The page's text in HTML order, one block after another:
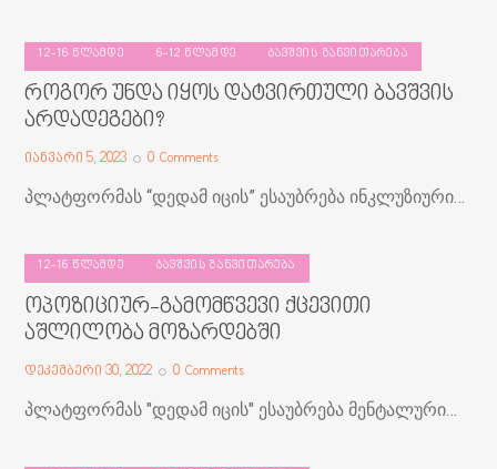
12-16 ᲬᲚᲐᲛᲓᲔ 6-12 ᲬᲚᲐᲛᲓᲔ ᲑᲐᲕᲨᲕᲘᲡ ᲒᲐᲜᲕᲘᲗᲐᲠᲔᲑᲐ
როგორ უნდა იყოს დატვირთული ბავშვის
არდადეგები?
იანვარი 5, 2023 0 Comments
პლატფორმას “დედამ იცის” ესაუბრება ინკლუზიური…
12-16 ᲬᲚᲐᲛᲓᲔ ᲑᲐᲕᲨᲕᲘᲡ ᲒᲐᲜᲕᲘᲗᲐᲠᲔᲑᲐ
ოპოზიციურ-გამომწვევი ქცევითი
აშლილობა მოზარდებში
დეკემბერი 30, 2022 0 Comments
პლატფორმას "დედამ იცის" ესაუბრება მენტალური…